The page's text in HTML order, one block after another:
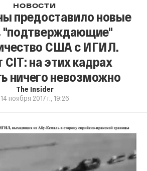
НОВОСТИ
предоставило новые
"подтверждающие"
США с ИГИЛ.
CIT: на этих кадрах
ничего невозможно
The Insider
14 ноября 2017 г., 19:26